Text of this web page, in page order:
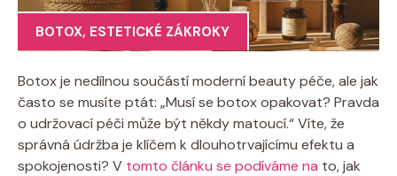
BOTOX, ESTETICKÉ ZÁKROKY
Botox je nedílnou součástí moderní beauty péče, ale jak
⁣často se musíte ptát: „Musí se botox opakovat? Pravda
o udržovací péči může být někdy matoucí.“ Víte,⁤ že
správná údržba je⁤ klíčem k dlouhotrvajícímu efektu a
spokojenosti? V tomto článku se podíváme na to, jak